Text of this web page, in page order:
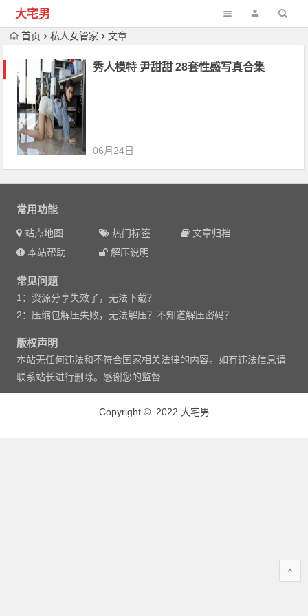
大宅男
首页 私人女管家 文章
秀人模特 尹甜甜 28套性感写真合集
06月24日
常用功能
站点地图 热门标签
文章归档
本站帮助
解压说明
常见问题
1：资源分享失效了，无法下载？
2：压缩包解压失败，无法解压？不知道解压密码？
版权声明
本站无任何违法和不符合国家相关法律的内容。如有违法信息请
联系站长进行删除。感谢您的监督
Copyright © 2022 大宅男